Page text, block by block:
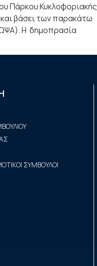
Πάρκου Κυκλοφοριακής
βάσει των παρακάτω
Η δημοπρασία
ΣΥΜΒΟΥΛΟΙ